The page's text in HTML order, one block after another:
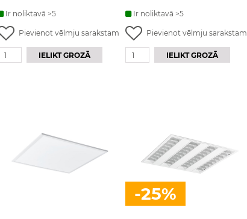
Ir noliktavā >5
Pievienot vēlmju sarakstam
IELIKT GROZĀ
Ir noliktavā >5
Pievienot vēlmju sarakstam
IELIKT GROZĀ
-25%